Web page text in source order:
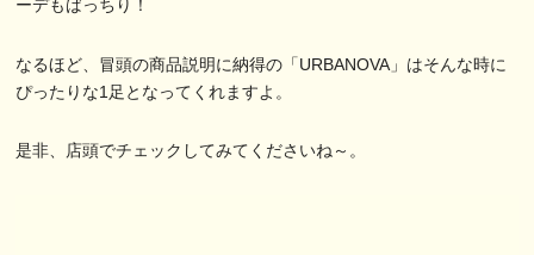
ーデもばっちり！
なるほど、冒頭の商品説明に納得の「URBANOVA」はそんな時に
ぴったりな1足となってくれますよ。
是非、店頭でチェックしてみてくださいね～。